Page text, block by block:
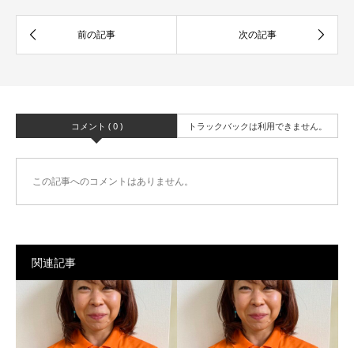
コメント ( 0 ) トラックバックは利用できません。
この記事へのコメントはありません。
関連記事